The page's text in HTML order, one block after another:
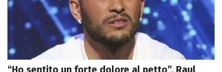
“Ho sentito un forte dolore al petto”, Raul